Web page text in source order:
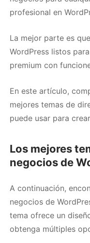
profesional en
La mejor parte es
WordPress listos
premium con
En este artículo,
mejores temas de
puede usar para
Los mejores
negocios de
A continuación,
negocios de
tema ofrece un
obtenga múltiples